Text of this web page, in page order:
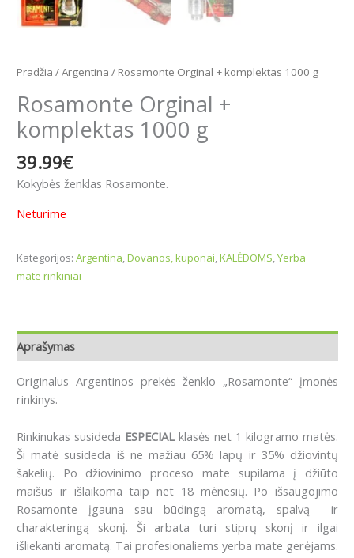
Pradžia /Argentina / Rosamonte Orginal + komplektas 1000 g
Rosamonte Orginal +
komplektas 1000 g
39.99€
Kokybės ženklas Rosamonte.
Neturime
Kategorijos: Argentina,Dovanos, kuponai,KALĖDOMS,Yerba
mate rinkiniai
Aprašymas
Originalus Argentinos prekės ženklo „Rosamonte“ įmonės
rinkinys.
Rinkinukas susideda ESPECIAL klasės net 1 kilogramo matės.
Ši matė susideda iš ne mažiau 65% lapų ir 35% džiovintų
šakelių. Po džiovinimo proceso mate supilama į džiūto
maišus ir išlaikoma taip net 18 mėnesių. Po išsaugojimo
Rosamonte įgauna sau būdingą aromatą, spalvą ir
charakteringą skonį. Ši arbata turi stiprų skonį ir ilgai
išliekanti aromatą. Tai profesionaliems yerba mate gerėjams.